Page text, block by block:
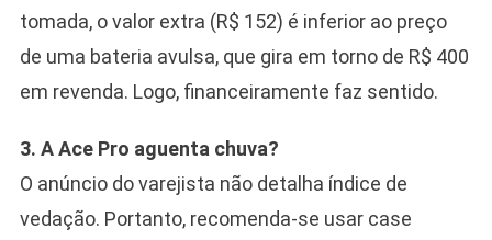
tomada, o valor extra (R$ 152) é inferior ao preço
de uma bateria avulsa, que gira em torno de R$ 400
em revenda. Logo, financeiramente faz sentido.
3. A Ace Pro aguenta chuva?
O anúncio do varejista não detalha índice de
vedação. Portanto, recomenda-se usar case